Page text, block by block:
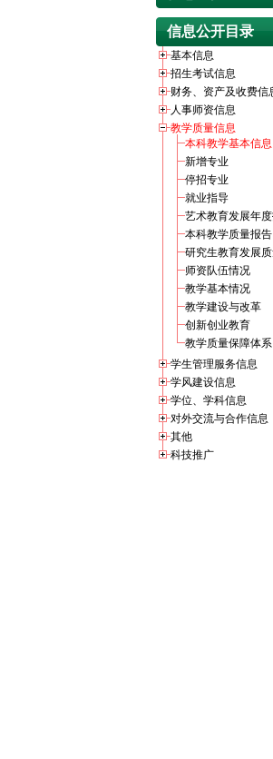
信息公开目录
基本信息
招生考试信息
财务、资产及收费信
人事师资信息
教学质量信息
本科教学基本信息
新增专业
停招专业
就业指导
艺术教育发展年
本科教学质量报告
研究生教育发展
师资队伍情况
教学基本情况
教学建设与改革
创新创业教育
教学质量保障体系
学生管理服务信息
学风建设信息
学位、学科信息
对外交流与合作信息
其他
科技推广